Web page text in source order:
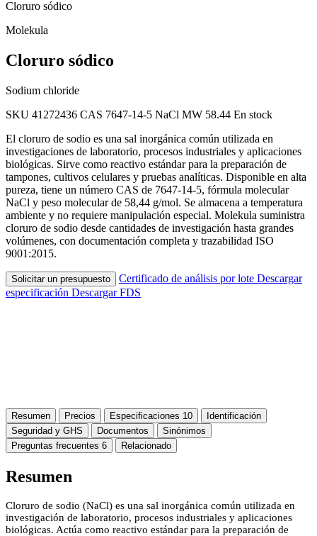
Cloruro sódico
Molekula
Cloruro sódico
Sodium chloride
SKU 41272436 CAS 7647-14-5 NaCl MW 58.44 En stock
El cloruro de sodio es una sal inorgánica común utilizada en
investigaciones de laboratorio, procesos industriales y aplicaciones
biológicas. Sirve como reactivo estándar para la preparación de
tampones, cultivos celulares y pruebas analíticas. Disponible en alta
pureza, tiene un número CAS de 7647-14-5, fórmula molecular
NaCl y peso molecular de 58,44 g/mol. Se almacena a temperatura
ambiente y no requiere manipulación especial. Molekula suministra
cloruro de sodio desde cantidades de investigación hasta grandes
volúmenes, con documentación completa y trazabilidad ISO
9001:2015.
Solicitar un presupuesto Certificado de análisis por lote Descargar
especificación Descargar FDS
Resumen Precios Especificaciones 10
Identificación
Seguridad y GHS
Documentos
Sinónimos
Preguntas frecuentes 6 Relacionado
Resumen
Cloruro de sodio (NaCl) es una sal inorgánica común utilizada en
investigación de laboratorio, procesos industriales y aplicaciones
biológicas. Actúa como reactivo estándar para la preparación de